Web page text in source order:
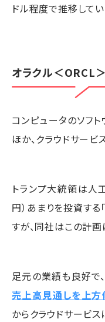
ドル程度で推移してい
オラクル＜ORCL＞
コンピュータのソフト
ほか、クラウドサービ
トランプ大統領は人
円）あまりを投資する「
すが、同社はこの計画
足元の業績も良好で
売上高見通しを上方
からクラウドサービス